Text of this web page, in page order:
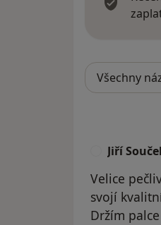
Jiří
Velice
svojí
Držím